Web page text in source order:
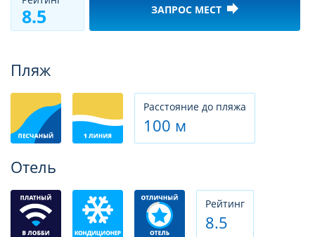
8.5 ЗАПРОС МЕСТ forward
Пляж
Расстояние до пляжа
100 м
Отель
Рeйтинг
8.5